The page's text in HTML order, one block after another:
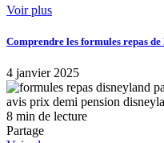
Voir plus
Comprendre les formules repas
4 janvier 2025
8 min de lecture
Partage